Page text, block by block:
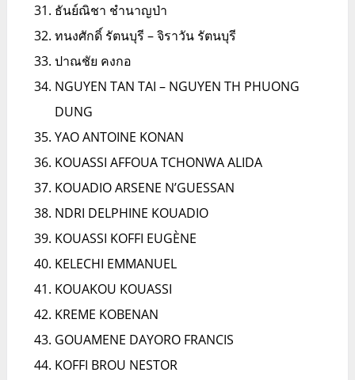
ธันย์ณิชา ชำนาญป่า
ทนงศักดิ์ รัตนบุรี – จิราวัน รัตนบุรี
ปาณชัย คงกอ
NGUYEN TAN TAI – NGUYEN TH PHUONG
DUNG
YAO ANTOINE KONAN
KOUASSI AFFOUA TCHONWA ALIDA
KOUADIO ARSENE N’GUESSAN
NDRI DELPHINE KOUADIO
KOUASSI KOFFI EUGÈNE
KELECHI EMMANUEL
KOUAKOU KOUASSI
KREME KOBENAN
GOUAMENE DAYORO FRANCIS
KOFFI BROU NESTOR